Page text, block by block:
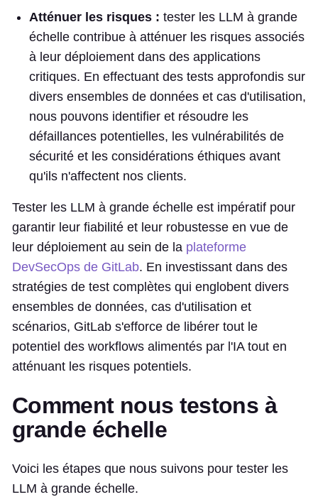
Atténuer les risques : tester les LLM à grande
échelle contribue à atténuer les risques associés
à leur déploiement dans des applications
critiques. En effectuant des tests approfondis sur
divers ensembles de données et cas d'utilisation,
nous pouvons identifier et résoudre les
défaillances potentielles, les vulnérabilités de
sécurité et les considérations éthiques avant
qu'ils n'affectent nos clients.
Tester les LLM à grande échelle est impératif pour
garantir leur fiabilité et leur robustesse en vue de
leur déploiement au sein de la plateforme
DevSecOps de GitLab. En investissant dans des
stratégies de test complètes qui englobent divers
ensembles de données, cas d'utilisation et
scénarios, GitLab s'efforce de libérer tout le
potentiel des workflows alimentés par l'IA tout en
atténuant les risques potentiels.
Comment nous testons à
grande échelle
Voici les étapes que nous suivons pour tester les
LLM à grande échelle.